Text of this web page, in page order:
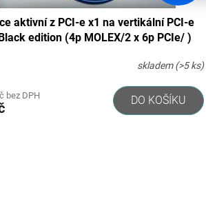
aktivní z PCI-e x1 na vertikální PCI-e
edition (4p MOLEX/2 x 6p PCIe/ )
skladem(>5 ks)
bez DPH DO KOŠÍKU